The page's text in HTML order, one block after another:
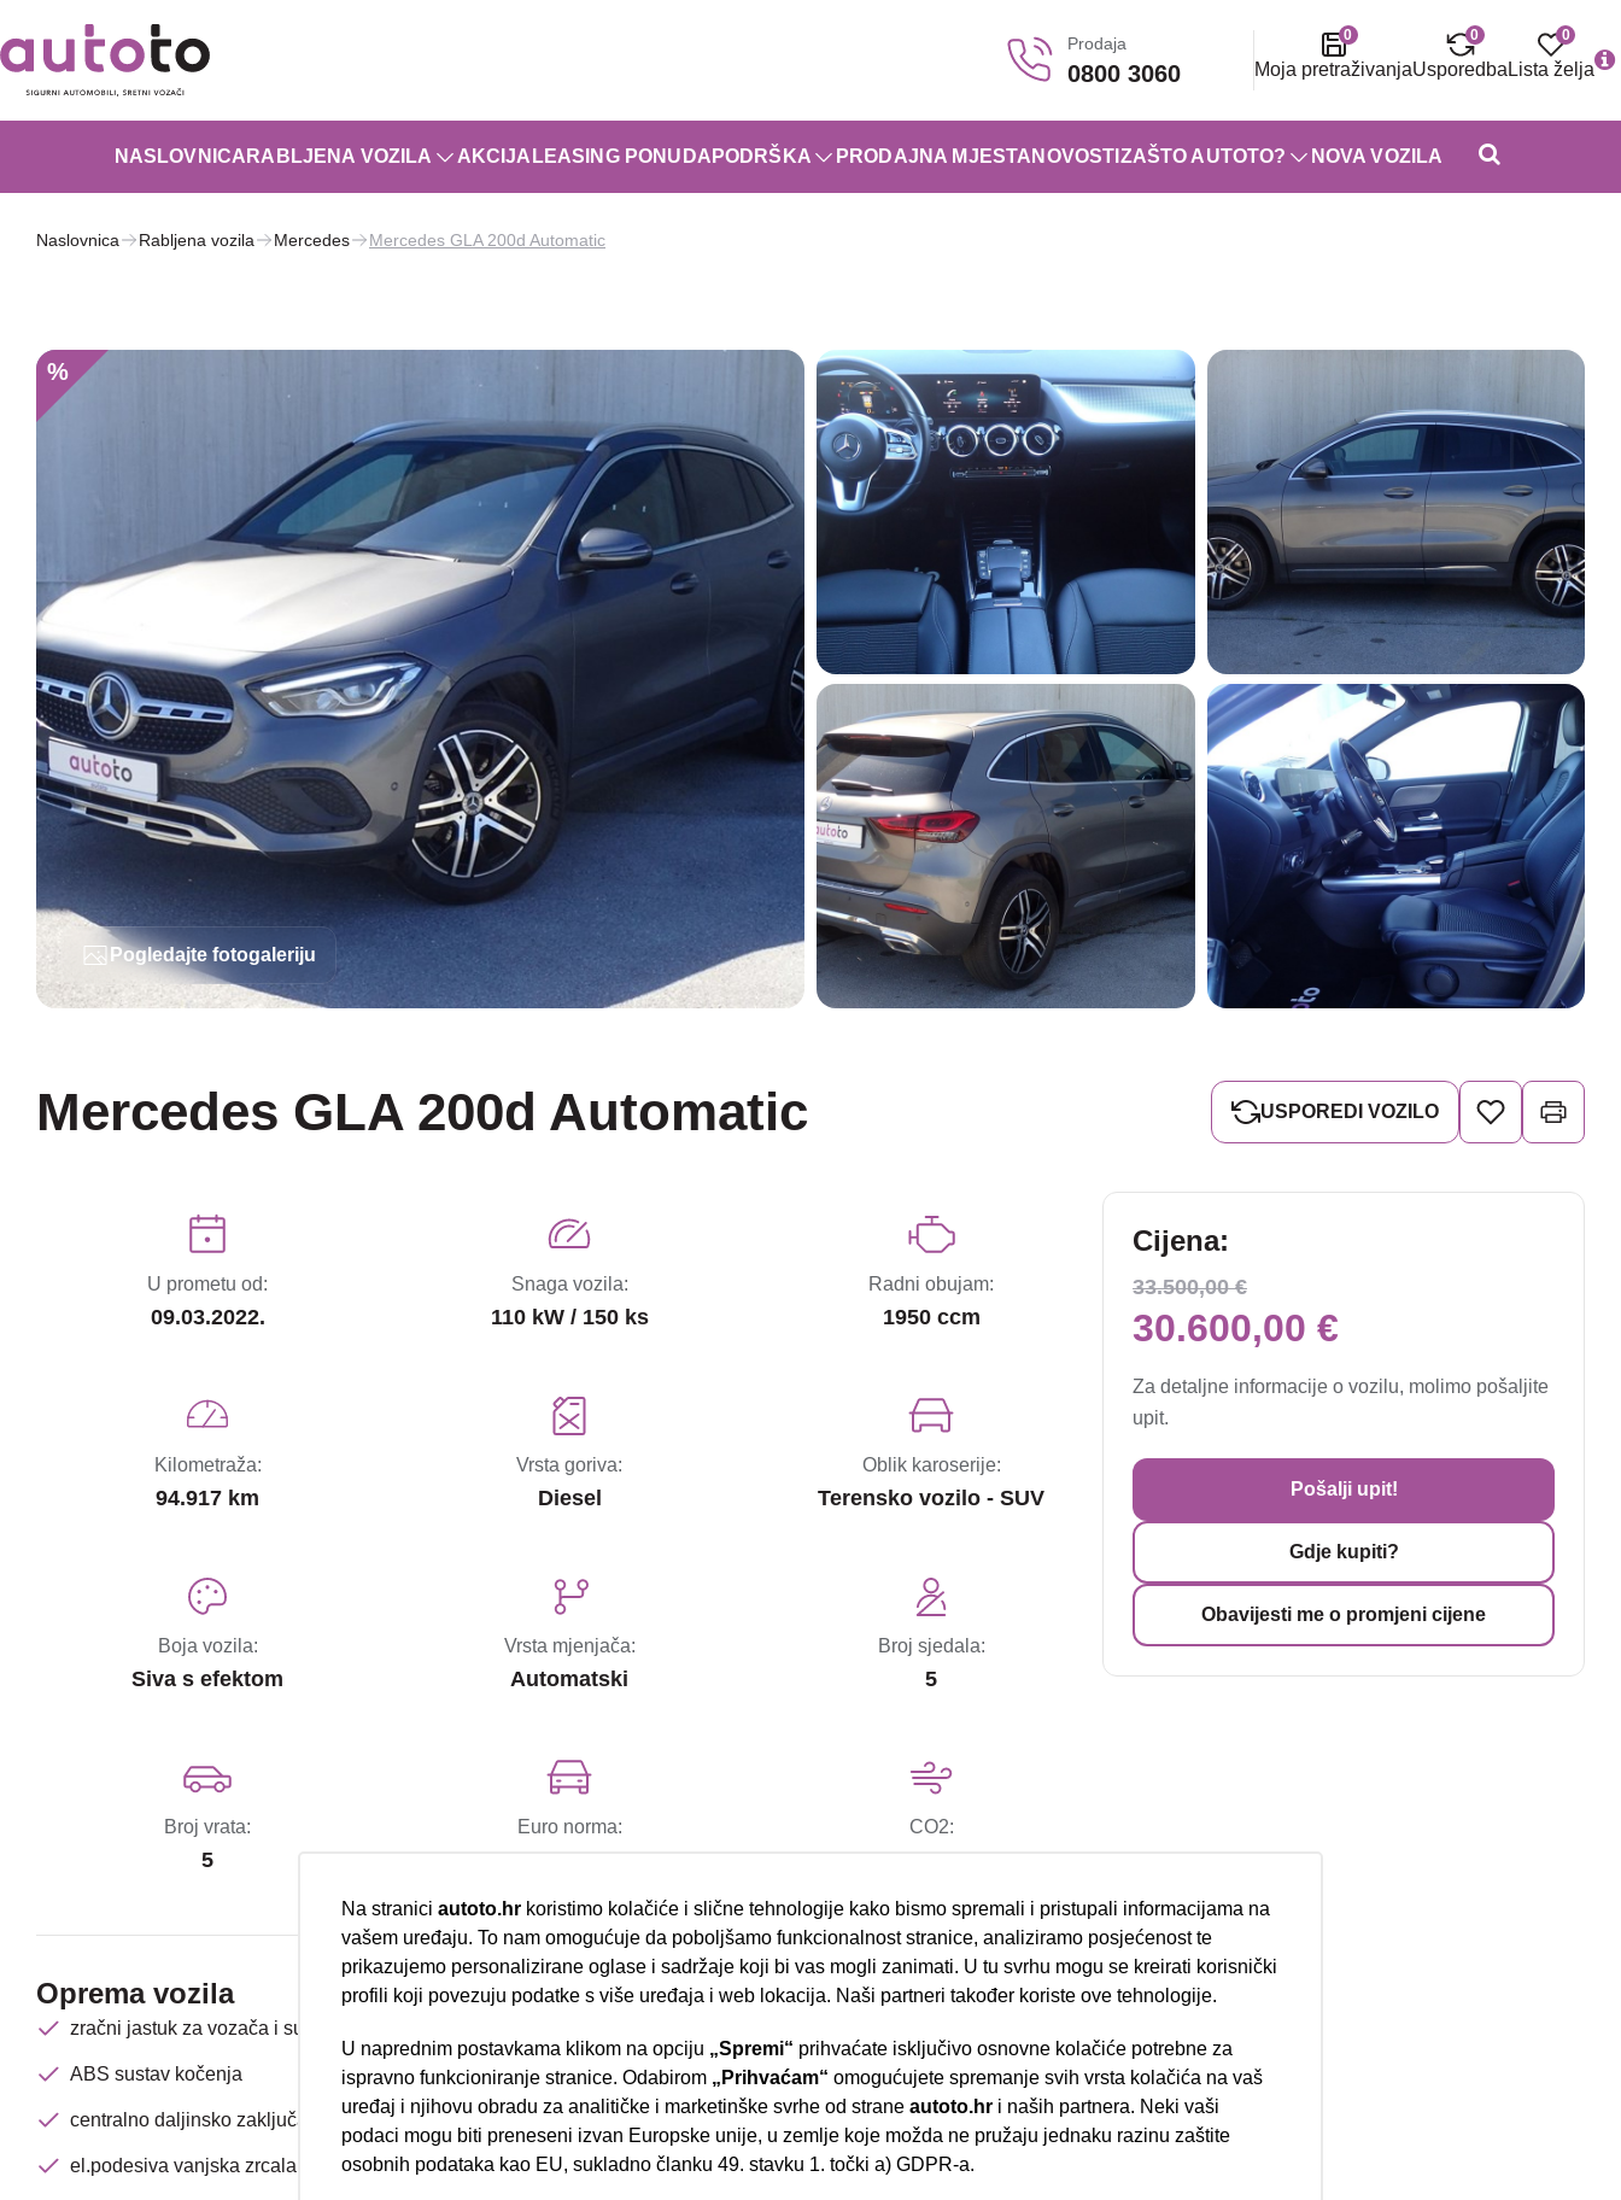
Prodaja
0800 3060
0
Moja pretraživanja
0
Usporedba
0
Lista želja
NASLOVNICA RABLJENA VOZILA AKCIJA LEASING PONUDA PODRŠKA PRODAJNA MJESTA NOVOSTI ZAŠTO AUTOTO? NOVA VOZILA
Naslovnica Rabljena vozila Mercedes Mercedes GLA 200d Automatic
%
Pogledajte fotogaleriju
Mercedes GLA 200d Automatic USPOREDI VOZILO
U prometu od:
09.03.2022.
Snaga vozila:
110 kW / 150 ks
Radni obujam:
1950 ccm
Kilometraža:
94.917 km
Vrsta goriva:
Diesel
Oblik karoserije:
Terensko vozilo - SUV
Boja vozila:
Siva s efektom
Vrsta mjenjača:
Automatski
Broj sjedala:
5
Broj vrata:
5
Euro norma: CO2:
Oprema vozila
zračni jastuk za vozača i suvozača
ABS sustav kočenja ESP sustav stabilnosti
centralno daljinsko zaključavanje el.podizači stakala
el.podesiva vanjska zrcala el.preklopiva vanjska zrcala
Cijena:
33.500,00 €
30.600,00 €
Za detaljne informacije o vozilu, molimo pošaljite
upit.
Pošalji upit!
Gdje kupiti?
Obavijesti me o promjeni cijene
Nova lokacija - Slavonska avenija 102, Resnik
Na stranici autoto.hr koristimo kolačiće i slične tehnologije kako bismo spremali i pristupali informacijama na
vašem uređaju. To nam omogućuje da poboljšamo funkcionalnost stranice, analiziramo posjećenost te
prikazujemo personalizirane oglase i sadržaje koji bi vas mogli zanimati. U tu svrhu mogu se kreirati korisnički
profili koji povezuju podatke s više uređaja i web lokacija. Naši partneri također koriste ove tehnologije.
U naprednim postavkama klikom na opciju „Spremi“ prihvaćate isključivo osnovne kolačiće potrebne za
ispravno funkcioniranje stranice. Odabirom „Prihvaćam“ omogućujete spremanje svih vrsta kolačića na vaš
uređaj i njihovu obradu za analitičke i marketinške svrhe od strane autoto.hr i naših partnera. Neki vaši
podaci mogu biti preneseni izvan Europske unije, u zemlje koje možda ne pružaju jednaku razinu zaštite
osobnih podataka kao EU, sukladno članku 49. stavku 1. točki a) GDPR-a.